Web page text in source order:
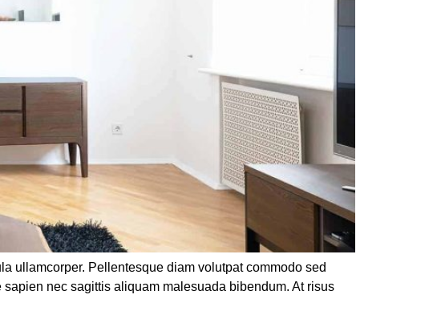
ullamcorper. Pellentesque diam volutpat commodo sed
nec sagittis aliquam malesuada bibendum. At risus